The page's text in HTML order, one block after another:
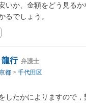
いか、金額をどう見るか
るでしょう。
龍行 弁護士
都 > 千代田区
したかによりますので